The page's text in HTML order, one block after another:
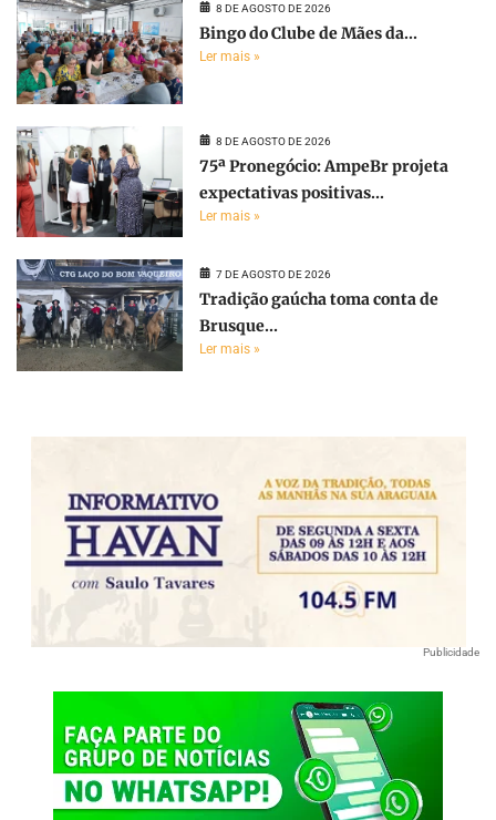
8 DE AGOSTO DE 2026
Bingo do Clube de Mães da...
Ler mais »
8 DE AGOSTO DE 2026
75ª Pronegócio: AmpeBr projeta
expectativas positivas...
Ler mais »
7 DE AGOSTO DE 2026
Tradição gaúcha toma conta de
Brusque...
Ler mais »
Publicidade